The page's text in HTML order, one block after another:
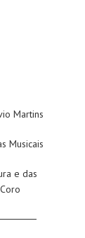
Martins
Musicais
e das